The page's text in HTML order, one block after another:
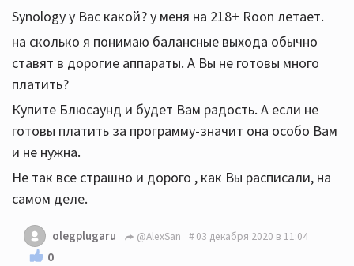
Synology у Вас какой? у меня на 218+ Roon летает.
на сколько я понимаю балансные выхода обычно
ставят в дорогие аппараты. А Вы не готовы много
платить?
Купите Блюсаунд и будет Вам радость. А если не
готовы платить за программу-значит она особо Вам
и не нужна.
Не так все страшно и дорого , как Вы расписали, на
самом деле.
olegplugaru @AlexSan 03 декабря 2020 в 11:04
0